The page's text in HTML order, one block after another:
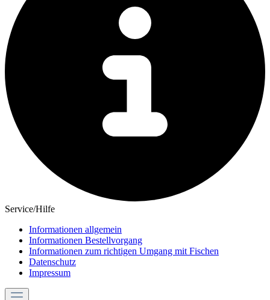
Service/Hilfe
Informationen allgemein
Informationen Bestellvorgang
Informationen zum richtigen Umgang mit Fischen
Datenschutz
Impressum